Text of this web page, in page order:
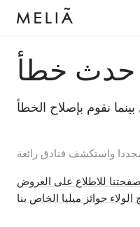
حدث خطأ
واستكشف فنادق رائعة
للاطلاع على العروض
جوائز ميليا الخاص بنا